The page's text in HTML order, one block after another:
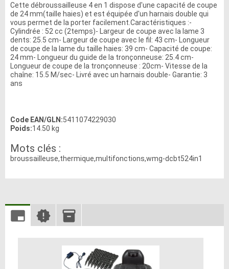
Cette débroussailleuse 4 en 1 dispose d'une capacité de coupe
de 24 mm(taille haies) et est équipée d'un harnais double qui
vous permet de la porter facilement.Caractéristiques :-
Cylindrée : 52 cc (2temps)- Largeur de coupe avec la lame 3
dents: 25.5 cm- Largeur de coupe avec le fil: 43 cm- Longueur
de coupe de la lame du taille haies: 39 cm- Capacité de coupe:
24 mm- Longueur du guide de la tronçonneuse: 25.4 cm-
Longueur de coupe de la tronçonneuse : 20cm- Vitesse de la
chaîne: 15.5 M/sec- Livré avec un harnais double- Garantie: 3
ans
Code EAN/GLN:5411074229030
Poids:14.50 kg
Mots clés :
broussailleuse,thermique,multifonctions,wmg-dcbt524in1